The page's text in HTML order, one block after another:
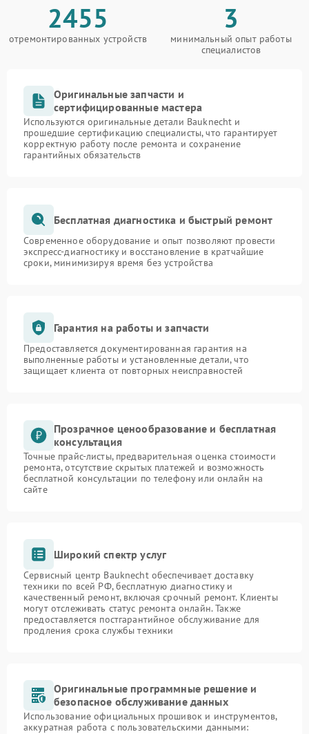
2455
отремонтированных устройств
3
минимальный опыт работы
специалистов
Оригинальные запчасти и
сертифицированные мастера
Используются оригинальные детали Bauknecht и
прошедшие сертификацию специалисты, что гарантирует
корректную работу после ремонта и сохранение
гарантийных обязательств
Бесплатная диагностика и быстрый ремонт
Современное оборудование и опыт позволяют провести
экспресс-диагностику и восстановление в кратчайшие
сроки, минимизируя время без устройства
Гарантия на работы и запчасти
Предоставляется документированная гарантия на
выполненные работы и установленные детали, что
защищает клиента от повторных неисправностей
Прозрачное ценообразование и бесплатная
консультация
Точные прайс-листы, предварительная оценка стоимости
ремонта, отсутствие скрытых платежей и возможность
бесплатной консультации по телефону или онлайн на
сайте
Широкий спектр услуг
Сервисный центр Bauknecht обеспечивает доставку
техники по всей РФ, бесплатную диагностику и
качественный ремонт, включая срочный ремонт. Клиенты
могут отслеживать статус ремонта онлайн. Также
предоставляется постгарантийное обслуживание для
продления срока службы техники
Оригинальные программные решение и
безопасное обслуживание данных
Использование официальных прошивок и инструментов,
аккуратная работа с пользовательскими данными: